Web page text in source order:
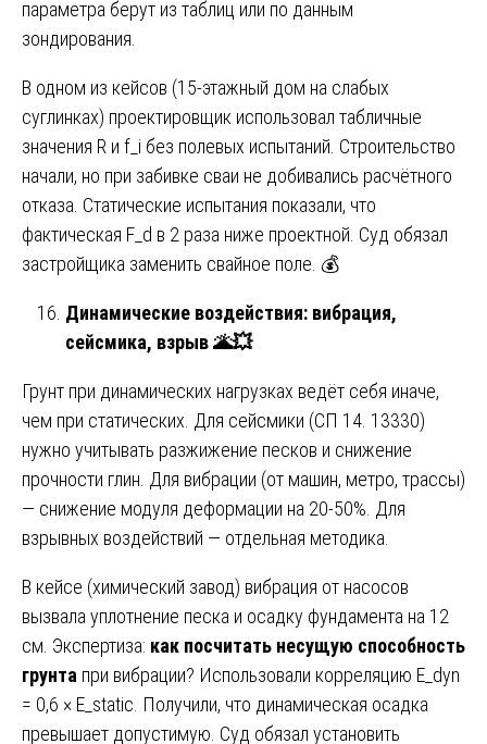
параметра берут из таблиц или по данным
зондирования.
В одном из кейсов (15-этажный дом на слабых
суглинках) проектировщик использовал табличные
значения R и f_i без полевых испытаний. Строительство
начали, но при забивке сваи не добивались расчётного
отказа. Статические испытания показали, что
фактическая F_d в 2 раза ниже проектной. Суд обязал
застройщика заменить свайное поле. 💰
Динамические воздействия: вибрация,
сейсмика, взрыв🌋💥
Грунт при динамических нагрузках ведёт себя иначе,
чем при статических. Для сейсмики (СП 14. 13330)
нужно учитывать разжижение песков и снижение
прочности глин. Для вибрации (от машин, метро, трассы)
— снижение модуля деформации на 20-50%. Для
взрывных воздействий — отдельная методика.
В кейсе (химический завод) вибрация от насосов
вызвала уплотнение песка и осадку фундамента на 12
см. Экспертиза: как посчитать несущую способность
грунта при вибрации? Использовали корреляцию E_dyn
= 0,6 × E_static. Получили, что динамическая осадка
превышает допустимую. Суд обязал установить